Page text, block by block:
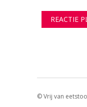
© Vrij van